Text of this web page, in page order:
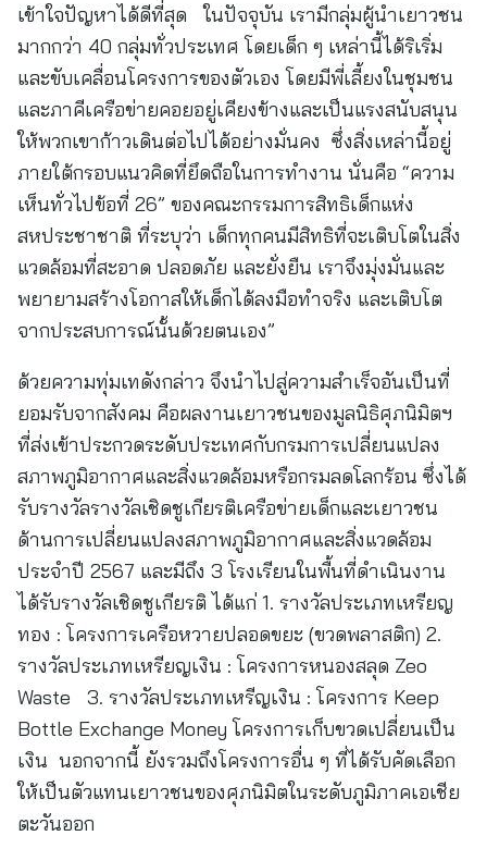
เข้าใจปัญหาได้ดีที่สุด ในปัจจุบัน เรามีกลุ่มผู้นำเยาวชน
มากกว่า 40 กลุ่มทั่วประเทศ โดยเด็ก ๆ เหล่านี้ได้ริเริ่ม
และขับเคลื่อนโครงการของตัวเอง โดยมีพี่เลี้ยงในชุมชน
และภาคีเครือข่ายคอยอยู่เคียงข้างและเป็นแรงสนับสนุน
ให้พวกเขาก้าวเดินต่อไปได้อย่างมั่นคง ซึ่งสิ่งเหล่านี้อยู่
ภายใต้กรอบแนวคิดที่ยึดถือในการทำงาน นั่นคือ “ความ
เห็นทั่วไปข้อที่ 26” ของคณะกรรมการสิทธิเด็กแห่ง
สหประชาชาติ ที่ระบุว่า เด็กทุกคนมีสิทธิที่จะเติบโตในสิ่ง
แวดล้อมที่สะอาด ปลอดภัย และยั่งยืน เราจึงมุ่งมั่นและ
พยายามสร้างโอกาสให้เด็กได้ลงมือทำจริง และเติบโต
จากประสบการณ์นั้นด้วยตนเอง”
ด้วยความทุ่มเทดังกล่าว จึงนำไปสู่ความสำเร็จอันเป็นที่
ยอมรับจากสังคม คือผลงานเยาวชนของมูลนิธิศุภนิมิตฯ
ที่ส่งเข้าประกวดระดับประเทศกับกรมการเปลี่ยนแปลง
สภาพภูมิอากาศและสิ่งแวดล้อมหรือกรมลดโลกร้อน ซึ่งได้
รับรางวัลรางวัลเชิดชูเกียรติเครือข่ายเด็กและเยาวชน
ด้านการเปลี่ยนแปลงสภาพภูมิอากาศและสิ่งแวดล้อม
ประจำปี 2567 และมีถึง 3 โรงเรียนในพื้นที่ดำเนินงาน
ได้รับรางวัลเชิดชูเกียรติ ได้แก่ 1. รางวัลประเภทเหรียญ
ทอง : โครงการเครือหวายปลอดขยะ (ขวดพลาสติก) 2.
รางวัลประเภทเหรียญเงิน : โครงการหนองสลุด Zeo
Waste 3. รางวัลประเภทเหรีญเงิน : โครงการ Keep
Bottle Exchange Money โครงการเก็บขวดเปลี่ยนเป็น
เงิน นอกจากนี้ ยังรวมถึงโครงการอื่น ๆ ที่ได้รับคัดเลือก
ให้เป็นตัวแทนเยาวชนของศุภนิมิตในระดับภูมิภาคเอเชีย
ตะวันออก